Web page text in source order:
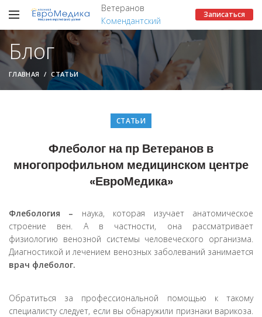
Ветеранов
Комендантский
Записаться
Блог
ГЛАВНАЯ СТАТЬИ
СТАТЬИ
Флеболог на пр Ветеранов в
многопрофильном медицинском центре
«ЕвроМедика»
Флебология – наука, которая изучает анатомическое
строение вен. А в частности, она рассматривает
физиологию венозной системы человеческого организма.
Диагностикой и лечением венозных заболеваний занимается
врач флеболог.
Обратиться за профессиональной помощью к такому
специалисту следует, если вы обнаружили признаки варикоза.